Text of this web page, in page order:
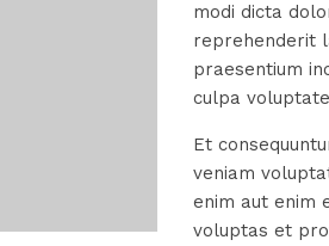
modi dicta
reprehenderit
praesentium
culpa
Et
veniam
enim aut enim
voluptas et